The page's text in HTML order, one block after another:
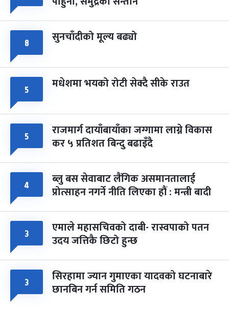
८ सुनचाँदीको मूल्य बढ्यो
५ मधेशमा भयको रोटी सेक्दै सीके राउत
५ राजमार्ग दायाँबायाँका जग्गामा लाग्ने विकास
कर ५ प्रतिशत बिन्दु बढाइँदै
४ ब्लु बस सेवाबाट लैंगिक असमानतालाई
प्रोत्साहन नगर्ने नीति लिएका हौं : मन्त्री बादी
३ एमाले महासचिवको दाबी- रास्वपाको पतन
उदय जत्तिकै छिटो हुन्छ
३ सिरहामा ज्यान गुमाएका यादवको घटनाबारे
छानबिन गर्न समिति गठन